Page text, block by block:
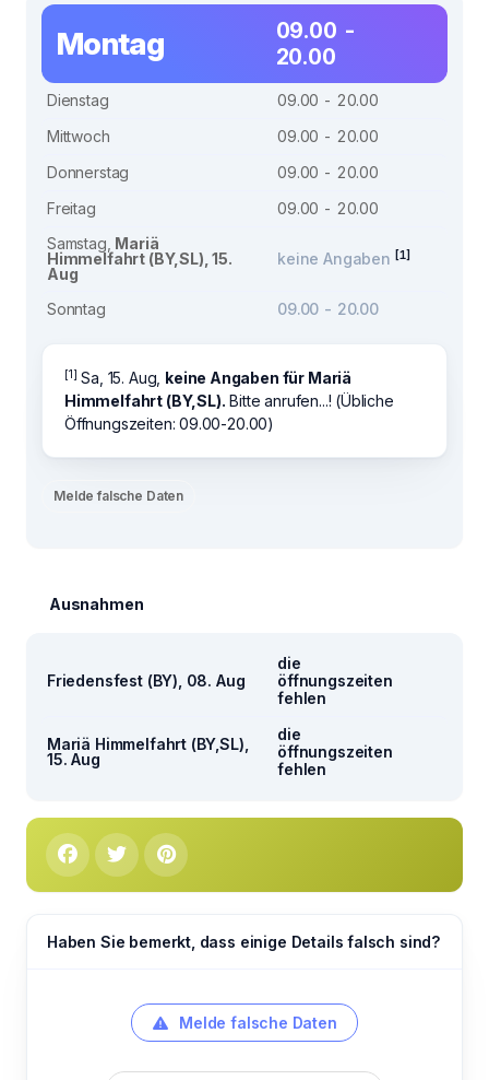
Montag
09.00 -
20.00
Dienstag
09.00 - 20.00
Mittwoch
09.00 - 20.00
Donnerstag
09.00 - 20.00
Freitag
09.00 - 20.00
Samstag, Mariä
Himmelfahrt (BY,SL), 15.
Aug
keine Angaben [1]
Sonntag 09.00 - 20.00
[1] Sa, 15. Aug, keine Angaben für Mariä
Himmelfahrt (BY,SL). Bitte anrufen...! (Übliche
Öffnungszeiten: 09.00-20.00)
Melde falsche Daten
Ausnahmen
Friedensfest (BY), 08. Aug
die
öffnungszeiten
fehlen
Mariä Himmelfahrt (BY,SL),
15. Aug
die
öffnungszeiten
fehlen
Haben Sie bemerkt, dass einige Details falsch sind?
Melde falsche Daten